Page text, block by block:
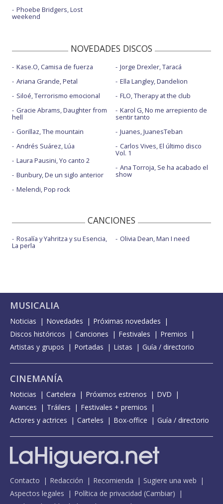
Phoebe Bridgers, Lost
weekend
NOVEDADES DISCOS
Kase.O, Camisa de fuerza
Ariana Grande, Petal
Siloé, Terrorismo emocional
Gracie Abrams, Daughter from
hell
Gorillaz, The mountain
Andrés Suárez, Lúa
Laura Pausini, Yo canto 2
Bunbury, De un siglo anterior
Melendi, Pop rock
Jorge Drexler, Taracá
Ella Langley, Dandelion
FLO, Therapy at the club
Karol G, No me arrepiento de
sentir tanto
Juanes, JuanesTeban
Carlos Vives, El último disco
Vol. 1
Ana Torroja, Se ha acabado el
show
CANCIONES
Rosalía y Yahritza y su Esencia,
La perla
Olivia Dean, Man I need
MUSICALIA
Noticias Novedades
Próximas novedades
Discos históricos
Canciones Festivales
Premios
Artistas y grupos
Portadas Listas Guía / directorio
CINEMANÍA
Noticias Cartelera Próximos estrenos
DVD
Avances
Tráilers
Festivales + premios
Actores y actrices
Carteles Box-office Guía / directorio
Contacto Redacción Recomienda
Sugiere una web
Aspectos legales
Política de privacidad (Cambiar)